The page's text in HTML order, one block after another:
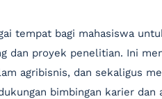
tempat bagi mahasiswa
dan proyek penelitian. Ini
agribisnis, dan sekaligus
bimbingan karier